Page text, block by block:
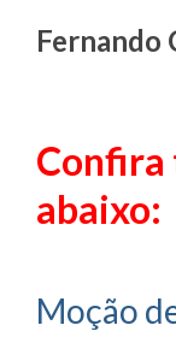
Fernando
Confira
abaixo:
Moção